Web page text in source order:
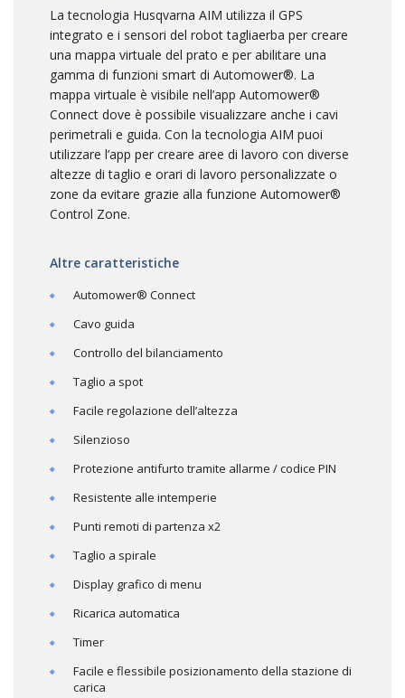
La tecnologia Husqvarna AIM utilizza il GPS
integrato e i sensori del robot tagliaerba per creare
una mappa virtuale del prato e per abilitare una
gamma di funzioni smart di Automower®. La
mappa virtuale è visibile nell’app Automower®
Connect dove è possibile visualizzare anche i cavi
perimetrali e guida. Con la tecnologia AIM puoi
utilizzare l’app per creare aree di lavoro con diverse
altezze di taglio e orari di lavoro personalizzate o
zone da evitare grazie alla funzione Automower®
Control Zone.
Altre caratteristiche
Automower® Connect
Cavo guida
Controllo del bilanciamento
Taglio a spot
Facile regolazione dell’altezza
Silenzioso
Protezione antifurto tramite allarme / codice PIN
Resistente alle intemperie
Punti remoti di partenza x2
Taglio a spirale
Display grafico di menu
Ricarica automatica
Timer
Facile e flessibile posizionamento della stazione di
carica